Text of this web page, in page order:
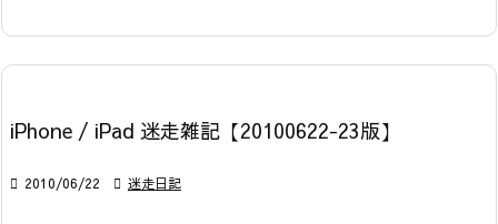
iPhone / iPad 迷走雑記【20100622-23版】
 2010/06/22  迷走日記